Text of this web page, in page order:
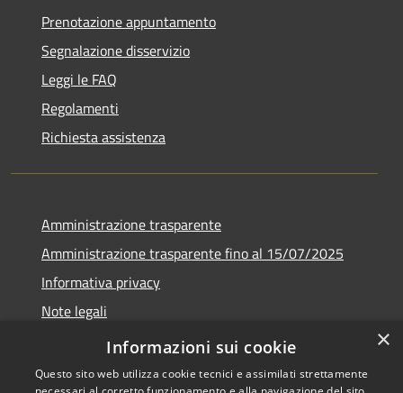
Prenotazione appuntamento
Segnalazione disservizio
Leggi le FAQ
Regolamenti
Richiesta assistenza
Amministrazione trasparente
Amministrazione trasparente fino al 15/07/2025
Informativa privacy
Note legali
Dichiarazione di accessibilità
×
Informazioni sui cookie
Questo sito web utilizza cookie tecnici e assimilati strettamente